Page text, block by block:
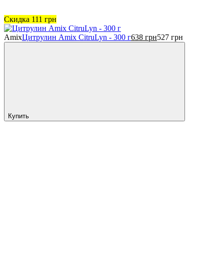
Скидка 111 грн
AmixЦитрулин Amix CitruLyn - 300 г638 грн527 грн
Купить